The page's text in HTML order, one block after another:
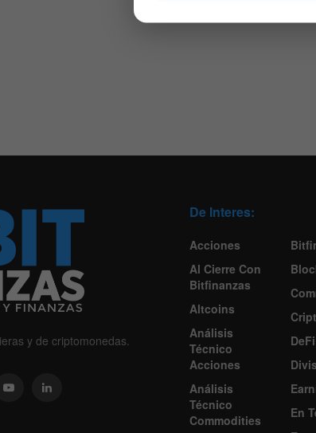
y de criptomonedas.
De Interes:
Acciones
Al Cierre Con
Bitfinanzas
Altcoins
Análisis
Técnico
Acciones
Análisis
Técnico
Commodities
DeFi
En